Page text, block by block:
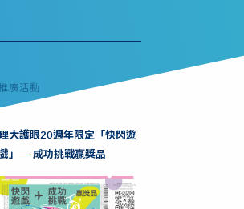
廣活動
大護眼20週年限定「快閃遊
」— 成功挑戰贏獎品